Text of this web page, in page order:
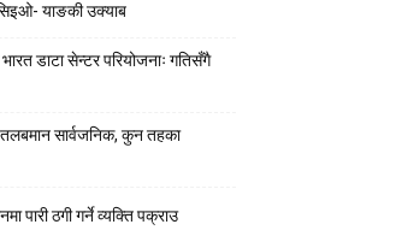
याङकी उक्याब
डाटा सेन्टर परियोजनाः गतिसँगै
तलबमान सार्वजनिक, कुन तहका
पारी ठगी गर्ने व्यक्ति पक्राउ